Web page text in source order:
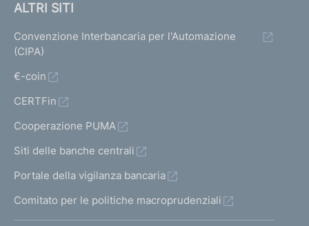
ALTRI SITI
Convenzione Interbancaria per l'Automazione
(CIPA)
€-coin
CERTFin
Cooperazione PUMA
Siti delle banche centrali
Portale della vigilanza bancaria
Comitato per le politiche macroprudenziali